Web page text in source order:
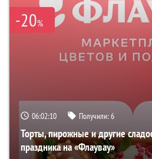
-20%
06:02:09 Получили:6
Торты, пирожные и другие
праздника на «Флаувау»